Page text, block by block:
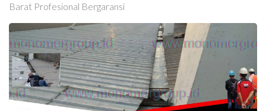
Barat Profesional Bergaransi